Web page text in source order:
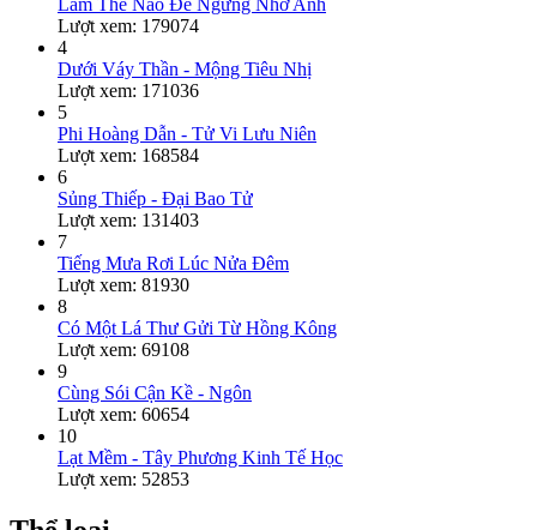
Làm Thế Nào Để Ngừng Nhớ Anh
Lượt xem: 179074
4
Dưới Váy Thần - Mộng Tiêu Nhị
Lượt xem: 171036
5
Phi Hoàng Dẫn - Tử Vi Lưu Niên
Lượt xem: 168584
6
Sủng Thiếp - Đại Bao Tử
Lượt xem: 131403
7
Tiếng Mưa Rơi Lúc Nửa Đêm
Lượt xem: 81930
8
Có Một Lá Thư Gửi Từ Hồng Kông
Lượt xem: 69108
9
Cùng Sói Cận Kề - Ngôn
Lượt xem: 60654
10
Lạt Mềm - Tây Phương Kinh Tế Học
Lượt xem: 52853